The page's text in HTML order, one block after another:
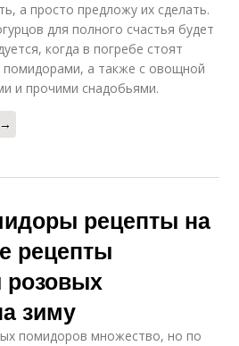
а просто предложу их сделать.
для полного счастья будет
когда в погребе стоят
помидорами, а также с овощной
и прочими снадобьями.
рецепты на
рецепты
розовых
зиму
помидоров множество, но по